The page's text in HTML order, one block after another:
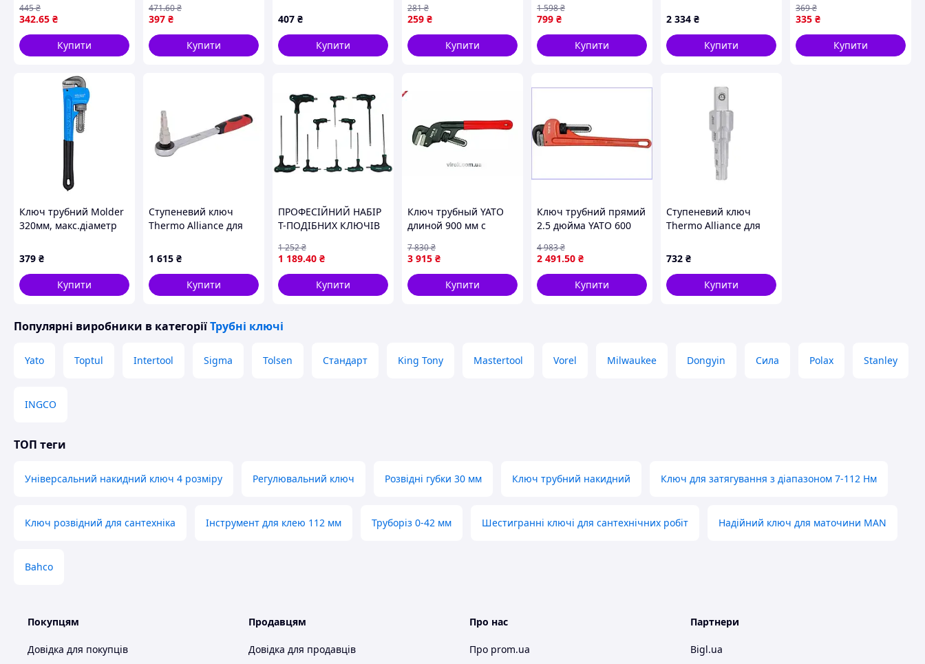
342.65 ₴
445₴
Купити
397 ₴
471.60₴
Купити
407 ₴
Купити
259 ₴
281₴
Купити
регулюванням 10 5
дюймів YATO YT-22002
799 ₴
1 598₴
Купити
2 334 ₴
Купити
335 ₴
369₴
Купити
Ключ трубний Molder
320мм, макс.діаметр
тип
379 ₴
Купити
Ступеневий ключ
Thermo Alliance для
тріскачкою STD-411
1 615 ₴
Купити
ПРОФЕСІЙНИЙ НАБІР
Т-ПОДІБНИХ КЛЮЧІВ
ЕРГОНОМІЧНИМИ
РУЧКАМИ (10
ЕЛЕМЕНТІВ, СТАЛЬ S2)
— GUT MECHANIC TSK-
1 189.40 ₴
1 252₴
Купити
Ключ трубный YATO
длиной 900 мм с
покрытием для
надежного
использования в
ремонте
3 915 ₴
7 830₴
Купити
Ключ трубний прямий
2.5 дюйма YATO 600
ручкою для роботи з
трубним кріпленням
2 491.50 ₴
4 983₴
Купити
Ступеневий ключ
Thermo Alliance для
732 ₴
Купити
Популярні виробники в категоріїТрубні ключі
Yato Toptul Intertool Sigma Tolsen Стандарт King Tony Mastertool Vorel Milwaukee Dongyin Сила Polax Stanley
INGCO
ТОП теги
Універсальний накидний ключ 4 розміру Регулювальний ключ Розвідні губки 30 мм Ключ трубний накидний Ключ для затягування з діапазоном 7-112 Нм
Ключ розвідний для сантехніка Інструмент для клею 112 мм Труборіз 0-42 мм Шестигранні ключі для сантехнічних робіт Надійний ключ для маточини MAN
Bahco
Покупцям
Довідка для покупців
Продавцям
Довідка для продавців
Про нас
Про prom.ua
Партнери
Bigl.ua